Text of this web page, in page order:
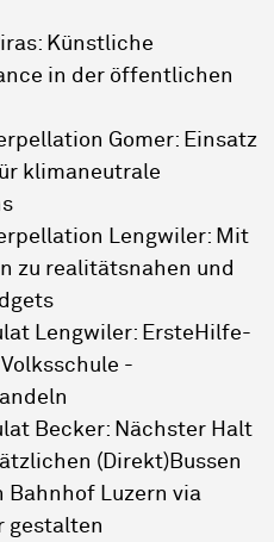
Künstliche
in der öffentlichen
Gomer: Einsatz
klimaneutrale
Lengwiler: Mit
zu realitätsnahen und
Lengwiler: ErsteHilfe-
-
Becker: Nächster Halt
(Direkt)Bussen
Bahnhof Luzern via
gestalten